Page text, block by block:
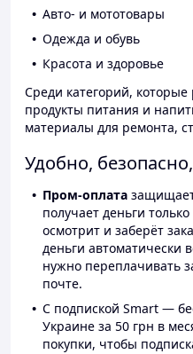
Авто- и мототовары
Одежда и обувь
Красота и здоровье
Среди категорий, которые
продукты питания и
материалы для ремонта,
Удобно,
Пром-оплата
получает деньги
осмотрит и заберёт
деньги автоматически
нужно переплачивать
почте.
С подпиской Smart —
Украине за 50 грн в
покупки, чтобы